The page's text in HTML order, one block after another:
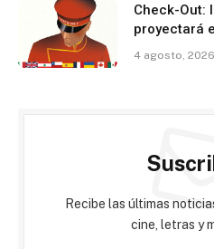
Check-Out:
proyectará
4 agosto, 2026
Recibe las últimas
cine, letras y